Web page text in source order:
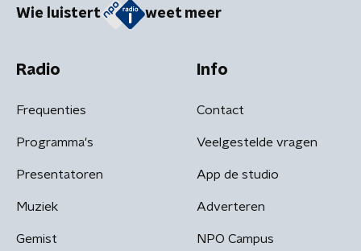
Wie luistert weet meer
Radio
Frequenties
Programma's
Presentatoren
Muziek
Gemist
Info
Contact
Veelgestelde vragen
App de studio
Adverteren
NPO Campus